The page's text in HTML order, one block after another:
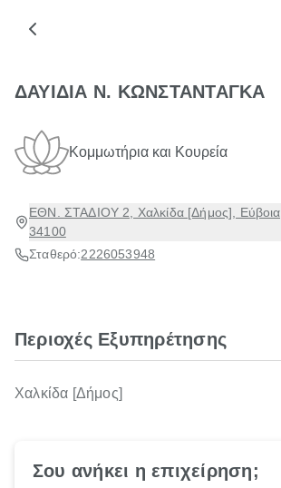
ΔΑΥΙΔΙΑ Ν. ΚΩΝΣΤΑΝΤΑΓΚΑ
Κομμωτήρια και Κουρεία
ΕΘΝ. ΣΤΑΔΙΟΥ 2, Χαλκίδα [Δήμος], Εύβοια,
34100
Σταθερό:2226053948
Περιοχές Εξυπηρέτησης
Χαλκίδα [Δήμος]
Σου ανήκει η επιχείρηση;